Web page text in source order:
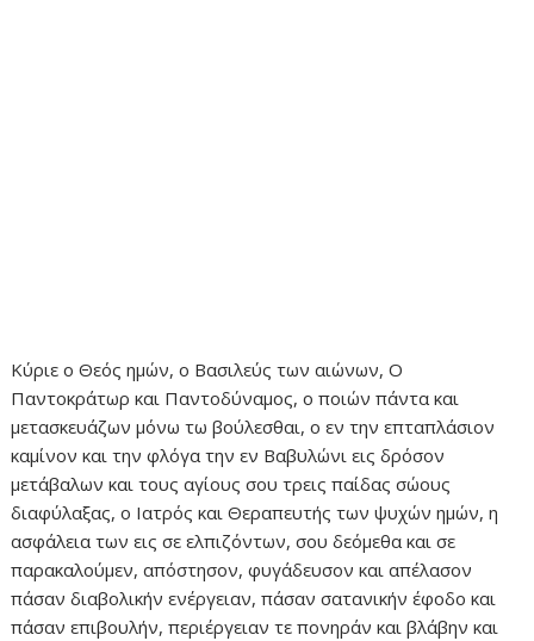
Κύριε ο Θεός ημών, ο Βασιλεύς των αιώνων, Ο
Παντοκράτωρ και Παντοδύναμος, ο ποιών πάντα και
μετασκευάζων μόνω τω βούλεσθαι, ο εν την επταπλάσιον
καμίνον και την φλόγα την εν Βαβυλώνι εις δρόσον
μετάβαλων και τους αγίους σου τρεις παίδας σώους
διαφύλαξας, ο Ιατρός και Θεραπευτής των ψυχών ημών, η
ασφάλεια των εις σε ελπιζόντων, σου δεόμεθα και σε
παρακαλούμεν, απόστησον, φυγάδευσον και απέλασον
πάσαν διαβολικήν ενέργειαν, πάσαν σατανικήν έφοδο και
πάσαν επιβουλήν, περιέργειαν τε πονηράν και βλάβην και